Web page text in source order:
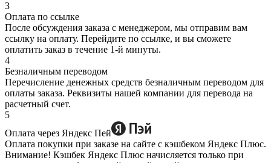
3
Оплата по ссылке
После обсуждения заказа с менеджером, мы отправим вам
ссылку на оплату. Перейдите по ссылке, и вы сможете
оплатить заказ в течение 1-й минуты.
4
Безналичным переводом
Перечисление денежных средств безналичным переводом для
оплаты заказа. Реквизиты нашей компании для перевода на
расчетный счет.
5
Оплата через Яндекс Пей
Оплата покупки при заказе на сайте с кэшбеком Яндекс Плюс.
Внимание! Кэшбек Яндекс Плюс начисляется только при